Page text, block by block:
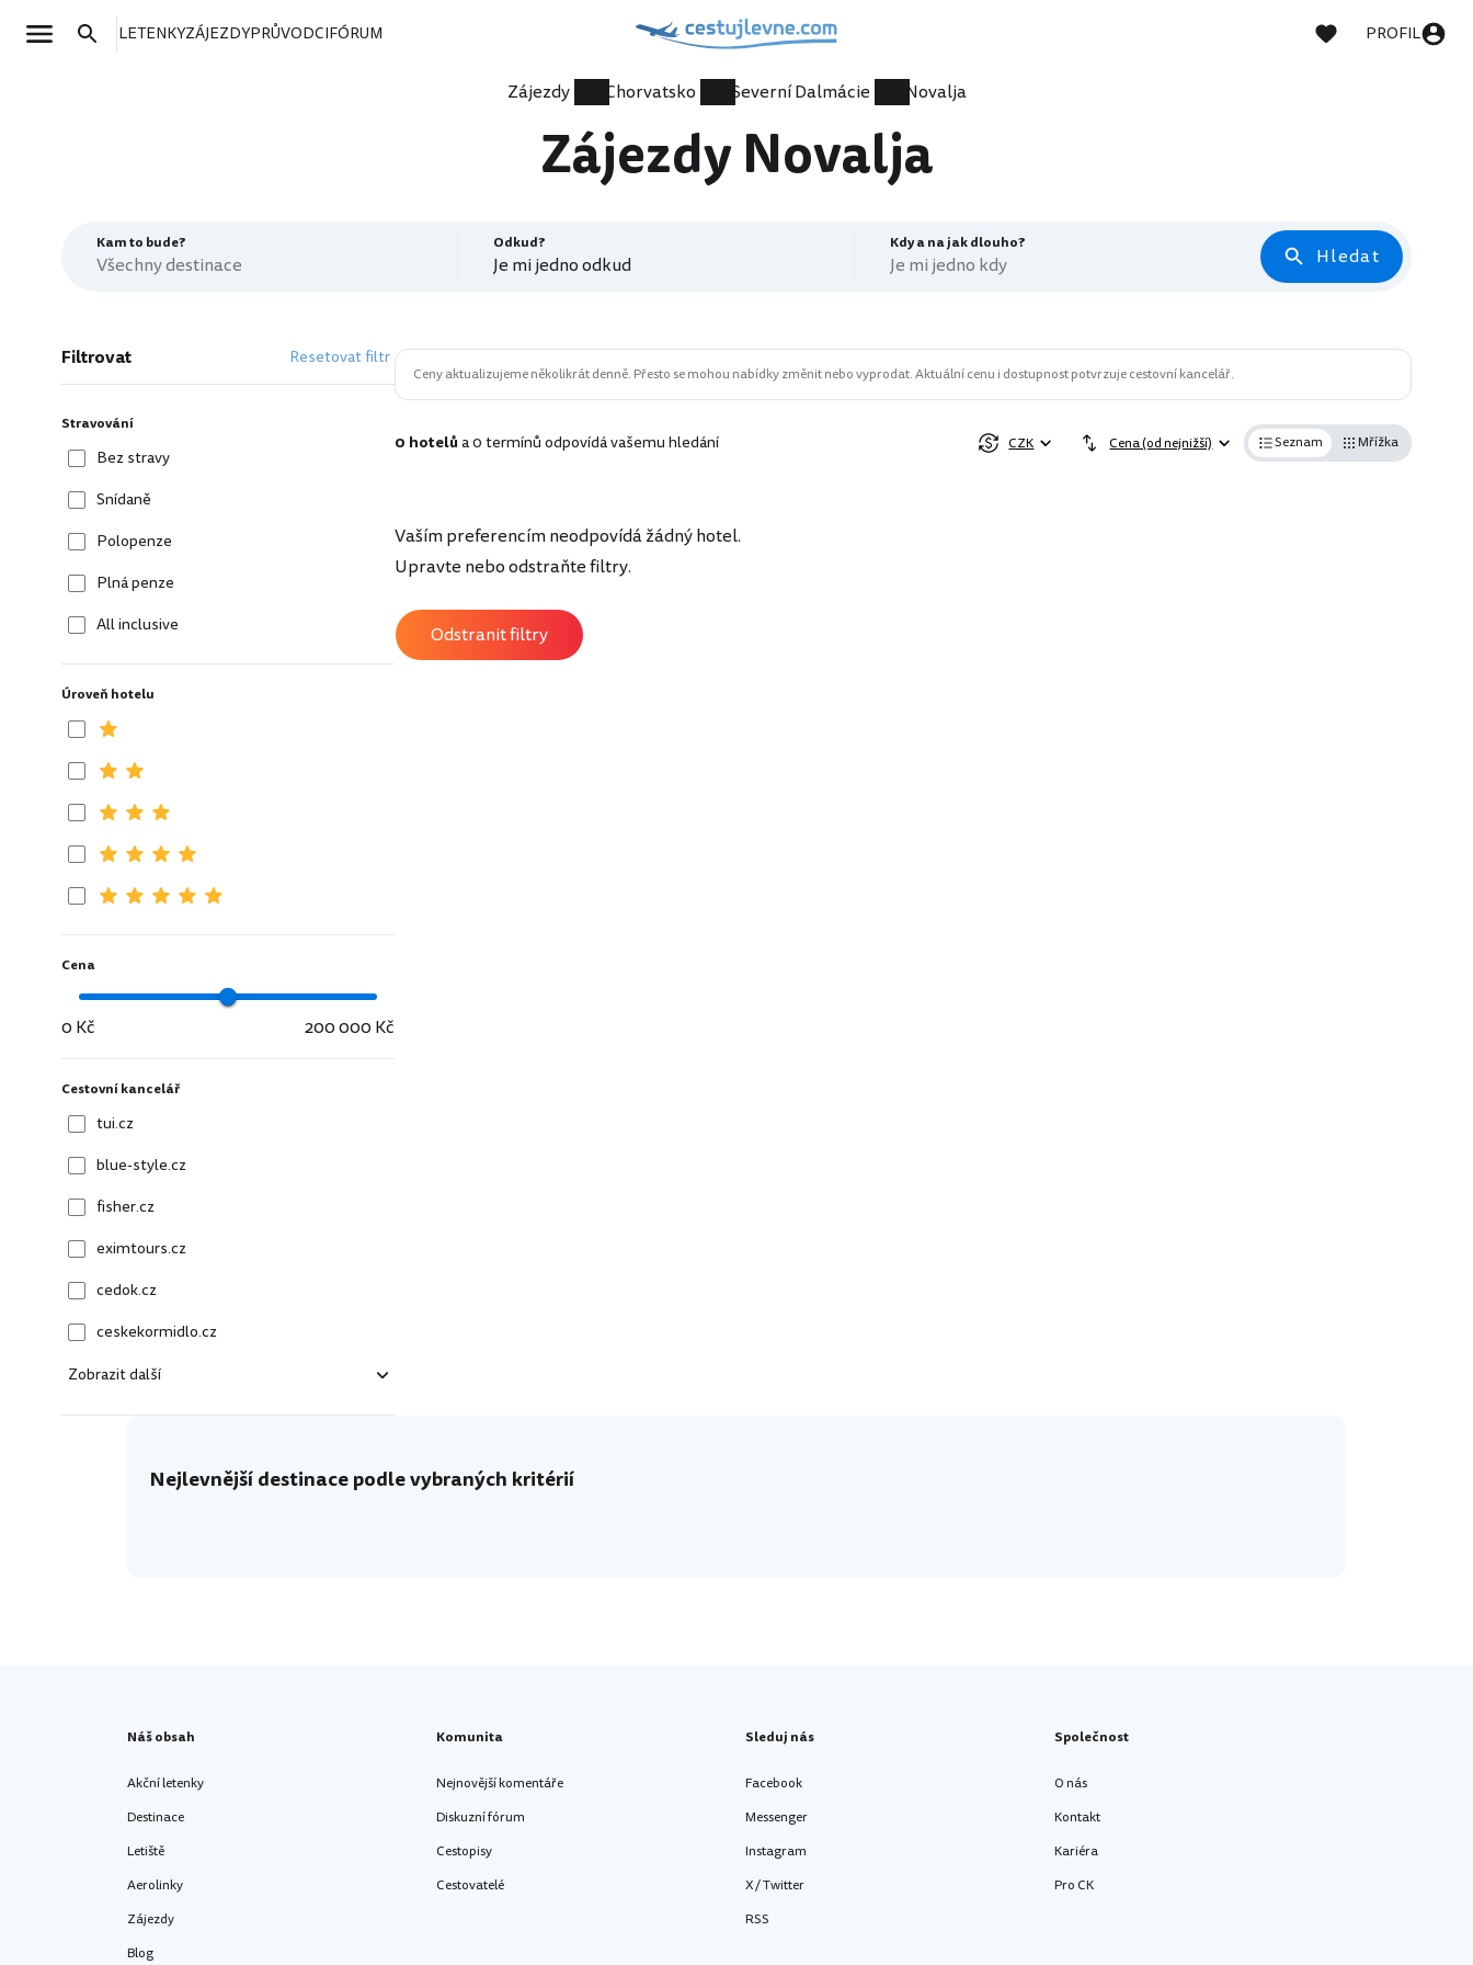
LETENKYZÁJEZDYPRŮVODCIFÓRUM PROFIL
Zájezdy Chorvatsko Severní Dalmácie Novalja
Zájezdy Novalja
Kam to bude? Odkud?
Je mi jedno odkud
Kdy a na jak dlouho?
Je mi jedno kdy Hledat
Filtrovat Resetovat filtr
Stravování
Bez stravy
Snídaně
Polopenze
Plná penze
All inclusive
Úroveň hotelu
Cena
0 Kč 200 000 Kč
Cestovní kancelář
tui.cz
blue-style.cz
fisher.cz
eximtours.cz
cedok.cz
ceskekormidlo.cz
Zobrazit další
dertour.ro
Ceny aktualizujeme několikrát denně. Přesto se mohou nabídky změnit nebo vyprodat. Aktuální cenu i dostupnost potvrzuje cestovní kancelář.
0 hotelůa 0 termínů odpovídá vašemu hledání CZK Cena (od nejnižší) Seznam Mřížka
Vaším preferencím neodpovídá žádný hotel.
Upravte nebo odstraňte filtry.
Odstranit filtry
Nejlevnější destinace podle vybraných kritérií
Náš obsah
Akční letenky
Destinace
Letiště
Aerolinky
Zájezdy
Blog
Komunita
Nejnovější komentáře
Diskuzní fórum
Cestopisy
Cestovatelé
Sleduj nás
Facebook
Messenger
Instagram
X / Twitter
RSS
Společnost
O nás
Kontakt
Kariéra
Pro CK